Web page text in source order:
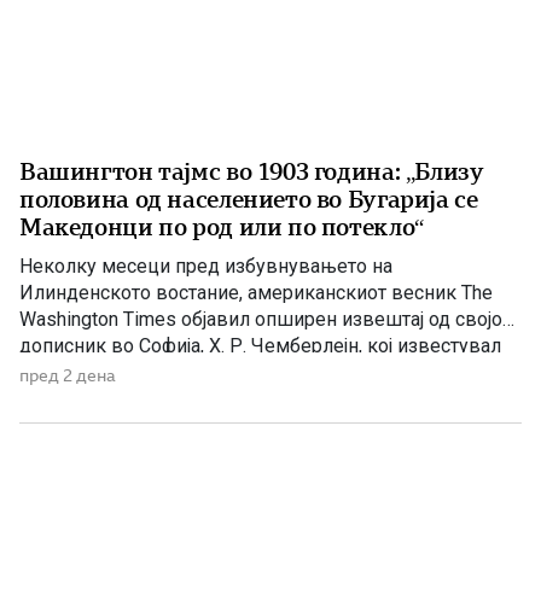
Вашингтон тајмс во 1903 година: „Близу
половина од населението во Бугарија се
Македонци по род или по потекло“
Неколку месеци пред избувнувањето на
Илинденското востание, американскиот весник The
Washington Times објавил опширен извештај од својот
дописник во Софија, Х. Р. Чемберлејн, кој известувал
за политичката состојба на Балканот, македонското
настаните во Македонија. Написот е објавен на 26
пред 2 дена